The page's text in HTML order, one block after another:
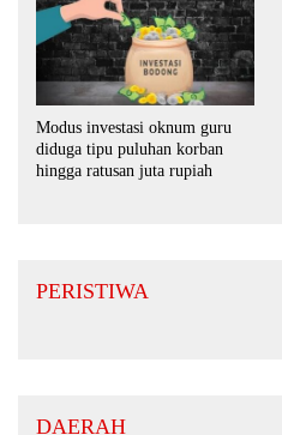
Modus investasi oknum guru
diduga tipu puluhan korban
hingga ratusan juta rupiah
PERISTIWA
DAERAH